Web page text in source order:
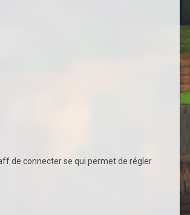
de connecter se qui permet de régler